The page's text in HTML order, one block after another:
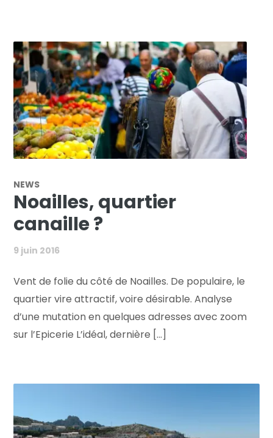
NEWS
Noailles, quartier
canaille ?
9 juin 2016
Vent de folie du côté de Noailles. De populaire, le
quartier vire attractif, voire désirable. Analyse
d’une mutation en quelques adresses avec zoom
sur l’Epicerie L’idéal, dernière [...]